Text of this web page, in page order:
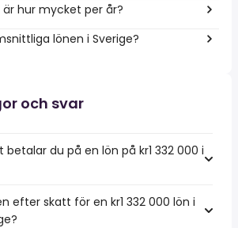
hur mycket per år?
lönen i Sverige?
och svar
du på en lön på kr1 332 000 i
efter skatt för en kr1 332 000 lön i